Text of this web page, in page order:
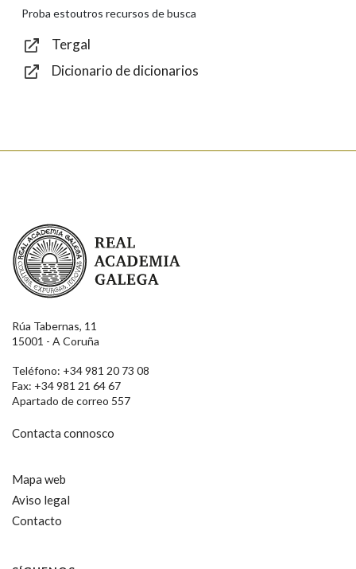
Texto de verificación
Proba estoutros recursos de busca
Tergal
Dicionario de dicionarios
Real Academia Galega
Rúa Tabernas, 11
15001 - A Coruña
Teléfono: +34 981 20 73 08
Fax: +34 981 21 64 67
Apartado de correo 557
Contacta connosco
Mapa web
Aviso legal
Contacto